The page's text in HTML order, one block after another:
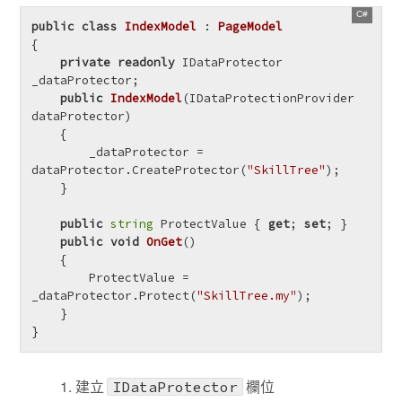
public class IndexModel : PageModel
{
private readonly IDataProtector
_dataProtector;
public IndexModel(IDataProtectionProvider
dataProtector)
dataProtector.CreateProtector("SkillTree");
public string ProtectValue { get; set; }
public void OnGet()
        ProtectValue =
_dataProtector.Protect("SkillTree.my");
}
建立 IDataProtector 欄位